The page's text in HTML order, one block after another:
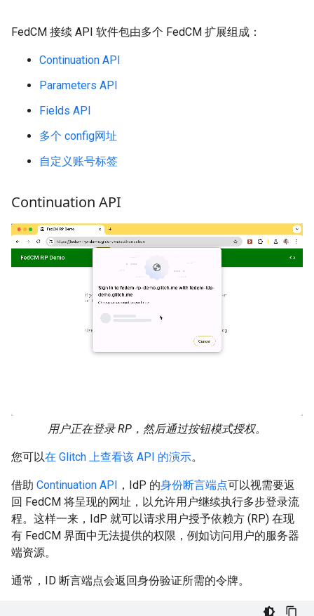
FedCM 接续 API 软件包由多个 FedCM 扩展组成：
Continuation API
Parameters API
Fields API
多个 config网址
自定义账号标签
Continuation API
用户正在登录 RP，然后通过按钮模式授权。
您可以在 Glitch 上查看该 API 的演示。
借助 Continuation API ，IdP 的身份断言端点可以视需要返
回 FedCM 将呈现的网址，以允许用户继续执行多步登录流
程。这样一来，IdP 就可以请求用户授予依赖方 (RP) 在现
有 FedCM 界面中无法提供的权限，例如访问用户的服务器
端资源。
通常，ID 断言端点会返回身份验证所需的令牌。